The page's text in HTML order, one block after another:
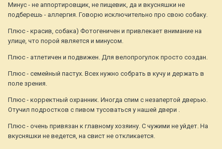
Минус - не аппортировщик, не пищевик, да и вкусняшки не
подберешь - аллергия. Говорю исключительно про свою собаку.
Плюс - красив, собака) Фотогеничен и привлекает внимание на
улице, что порой является и минусом.
Плюс - атлетичен и подвижен. Для велопрогулок просто создан.
Плюс - семейный пастух. Всех нужно собрать в кучу и держать в
поле зрения.
Плюс - корректный охранник. Иногда спим с незапертой дверью.
Отучил подростков с пивом тусоваться у нашей двери .
Плюс - очень привязан к главному хозяину. С чужими не уйдет. На
вкусняшки не ведется, на свист не откликается.